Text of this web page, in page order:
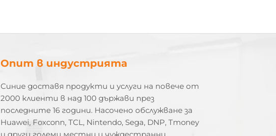
Опит в индустрията
Синие доставя продукти и услуги на повече от
2000 клиенти в над 100 държави през
последните 16 години. Насочено обслужване за
Huawei, Foxconn, TCL, Nintendo, Sega, DNP, Tmoney